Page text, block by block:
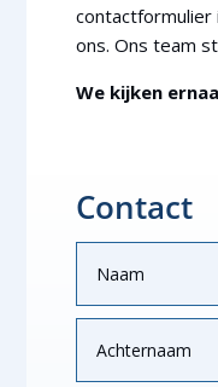
contactformulier
ons. Ons team
We kijken
Contact